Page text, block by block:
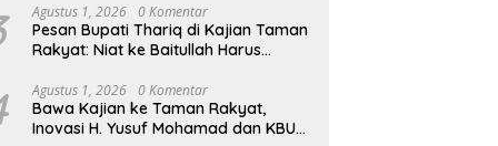
Agustus 1, 2026 0 Komentar
Pesan Bupati Thariq di Kajian Taman
Rakyat: Niat ke Baitullah Harus
Agustus 1, 2026 0 Komentar
Bawa Kajian ke Taman Rakyat,
Inovasi H. Yusuf Mohamad dan KBU